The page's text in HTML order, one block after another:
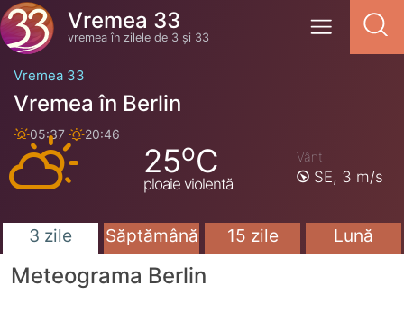
Vremea 33
vremea în zilele de 3 și 33
Vremea 33
Vremea în Berlin
05:37 20:46
25oC
ploaie violentă
Vânt
SE, 3 m/s
3 zile Săptămână 15 zile Lună
Meteograma Berlin